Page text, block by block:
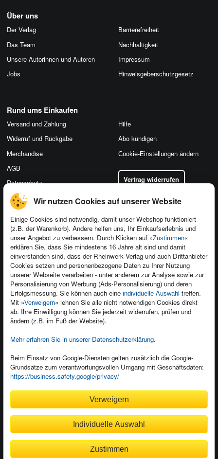
Wir nutzen Cookies auf unserer Website
Einige Cookies sind notwendig, damit unser Webshop funktioniert
(z.B. der Warenkorb). Andere helfen uns, Ihr Einkaufserlebnis und
unser Angebot zu verbessern. Durch Klicken auf »Zustimmen«
erklären Sie, dass Sie mindestens 16 Jahre alt sind und damit
einverstanden sind, dass der Rheinwerk Verlag und auch Drittanbieter
Cookies setzen und personenbezogene Daten zu Ihrer Nutzung
unserer Webseite verarbeiten - unter anderem zur Analyse sowie zur
Personalisierung von Werbung (Ads-Personalisierung) und deren
Erfolgsmessung. Sie können auch eine individuelle Auswahl treffen.
Mit »Verweigern« lehnen Sie alle nicht notwendigen Cookies direkt
ab. Ihre Einwilligung können Sie jederzeit widerrufen, prüfen und
ändern (z.B. im Fuß der Website).
Mehr erfahren Sie in unserer Datenschutzerklärung.
Beim Einsatz von Google-Diensten gelten zusätzlich die Google-
Grundsätze zum verantwortungsvollen Umgang mit Geschäftsdaten:
https://business.safety.google/privacy/
Zustimmen
Verweigern
Individuelle Auswahl
Über uns
Der Verlag
Das Team
Unsere Autorinnen und Autoren
Jobs
Barrierefreiheit
Nachhaltigkeit
Impressum
Hinweis­geber­schutz­gesetz
Kontakt
Newsletter
Für Unternehmen
Presseservice
Dozentenservice
Produktfeedback
Foreign Rights
Ein Buch schreiben
Rund ums Einkaufen
Versand und Zahlung
Widerruf und Rückgabe
Merchandise
AGB
Datenschutz
Hilfe
Abo kündigen
Cookie-Einstellungen ändern
Vertrag widerrufen
Kundenservice
Wir sind gerne für Sie da!
service@rheinwerk-verlag.de
Rechnung Bankeinzug